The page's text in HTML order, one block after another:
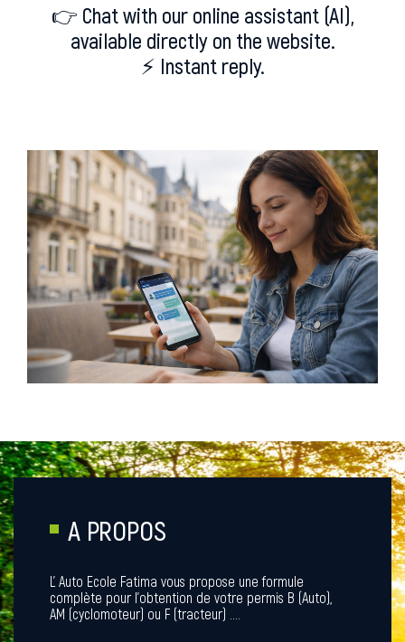
👉 Chat with our online assistant (AI),
available directly on the website.
⚡ Instant reply.
A PROPOS
L' Auto Ecole Fatima vous propose une formule
complète pour l'obtention de votre permis B (Auto),
AM (cyclomoteur) ou F (tracteur) ....